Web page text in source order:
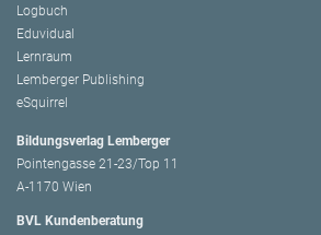
Logbuch
Eduvidual
Lernraum
Lemberger Publishing
eSquirrel
Bildungsverlag Lemberger
Pointengasse 21-23/Top 11
A-1170 Wien
BVL Kundenberatung